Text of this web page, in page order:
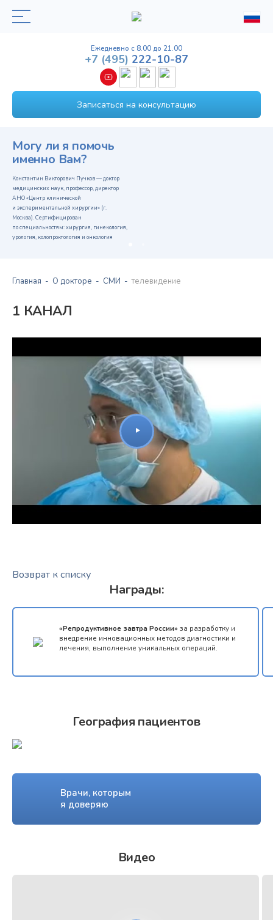
Ежедневно с 8.00 до 21.00
Записаться на консультацию
+7 (495) 222-10-87
Награды:
«Репродуктивное завтра России» за разработку и
внедрение инновационных методов диагностики и
лечения, выполнение уникальных операций.
География пациентов
Врачи, которым
я доверяю
Видео
Могу ли я помочь
именно Вам?
Константин Викторович Пучков — доктор
медицинских наук, профессор, директор
АНО «Центр клинической
и экспериментальной хирургии» (г.
Москва). Сертифицирован
по специальностям: хирургия, гинекология,
урология, колопроктология и онкология
Главная О докторе СМИ телевидение
1 КАНАЛ
Возврат к списку